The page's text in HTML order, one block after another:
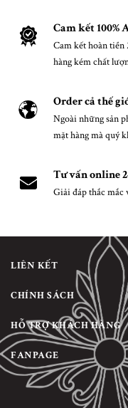
Cam kết 100%
Cam kết hoàn tiền
hàng kém chất
Order cả thế
Ngoài những sản
mặt hàng mà quý
Tư vấn online
Giải đáp thắc mắc
LIÊN KẾT
CHÍNH SÁCH
HỖ TRỢ KHÁCH HÀNG
FANPAGE